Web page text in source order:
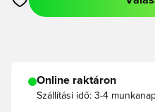
Megnyit egy modált a
Online raktáron
Szállítási idő: 3-4